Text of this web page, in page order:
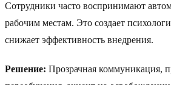
Сотрудники часто воспринимают
рабочим местам. Это создает
снижает эффективность внедрения.
Решение: Прозрачная коммуникация,